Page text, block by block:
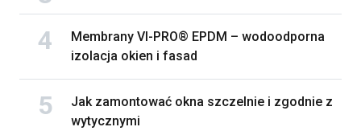
Membrany VI-PRO® EPDM – wodoodporna
izolacja okien i fasad
Jak zamontować okna szczelnie i zgodnie z
wytycznymi